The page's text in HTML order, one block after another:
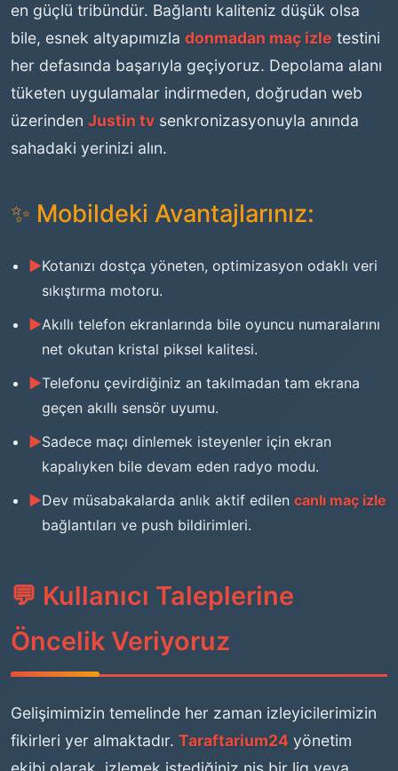
en güçlü tribündür. Bağlantı kaliteniz düşük olsa
bile, esnek altyapımızla donmadan maç izle testini
her defasında başarıyla geçiyoruz. Depolama alanı
tüketen uygulamalar indirmeden, doğrudan web
üzerinden Justin tv senkronizasyonuyla anında
sahadaki yerinizi alın.
✨ Mobildeki Avantajlarınız:
Kotanızı dostça yöneten, optimizasyon odaklı veri
sıkıştırma motoru.
Akıllı telefon ekranlarında bile oyuncu numaralarını
net okutan kristal piksel kalitesi.
Telefonu çevirdiğiniz an takılmadan tam ekrana
geçen akıllı sensör uyumu.
Sadece maçı dinlemek isteyenler için ekran
kapalıyken bile devam eden radyo modu.
Dev müsabakalarda anlık aktif edilen canlı maç izle
bağlantıları ve push bildirimleri.
💬 Kullanıcı Taleplerine
Öncelik Veriyoruz
Gelişimimizin temelinde her zaman izleyicilerimizin
fikirleri yer almaktadır. Taraftarium24 yönetim